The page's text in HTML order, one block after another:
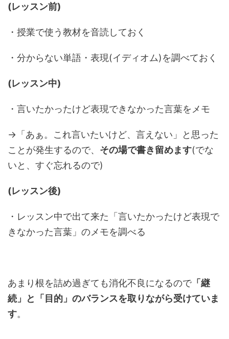
(レッスン前)
・授業で使う教材を音読しておく
・分からない単語・表現(イディオム)を調べておく
(レッスン中)
・言いたかったけど表現できなかった言葉をメモ
→「あぁ。これ言いたいけど、言えない」と思った
ことが発生するので、 その場で書き留めます(でな
いと、すぐ忘れるので)
(レッスン後)
・レッスン中で出て来た「言いたかったけど表現で
きなかった言葉」のメモを調べる
あまり根を詰め過ぎても消化不良になるので「継
続」と「目的」のバランスを取りながら受けていま
す。